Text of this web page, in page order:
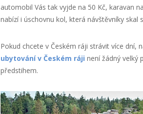
automobil Vás tak vyjde na 50 Kč, karavan
nabízí i úschovnu kol, která návštěvníky skal
Pokud chcete v Českém ráji strávit více dní,
ubytování v Českém ráji není žádný velký
předstihem.